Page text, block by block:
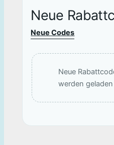
Neue
Neue Codes
Neue
werden